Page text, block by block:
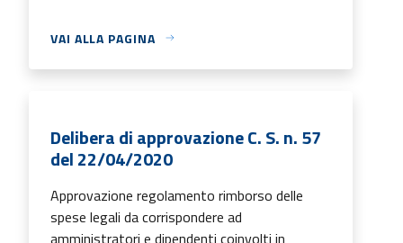
VAI ALLA PAGINA
Delibera di approvazione C. S. n. 57
del 22/04/2020
Approvazione regolamento rimborso delle
spese legali da corrispondere ad
amministratori e dipendenti coinvolti in